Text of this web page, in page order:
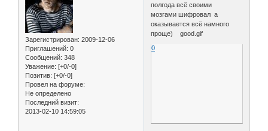
Зарегистрирован: 2009-12-06
Приглашений: 0
Сообщений: 348
Уважение: [+0/-0]
Позитив: [+0/-0]
Провел на форуме:
Не определено
Последний визит:
2013-02-10 14:59:05
полгода всё своими
мозгами шифровал а
оказывается всё намного
проще) good.gif
0